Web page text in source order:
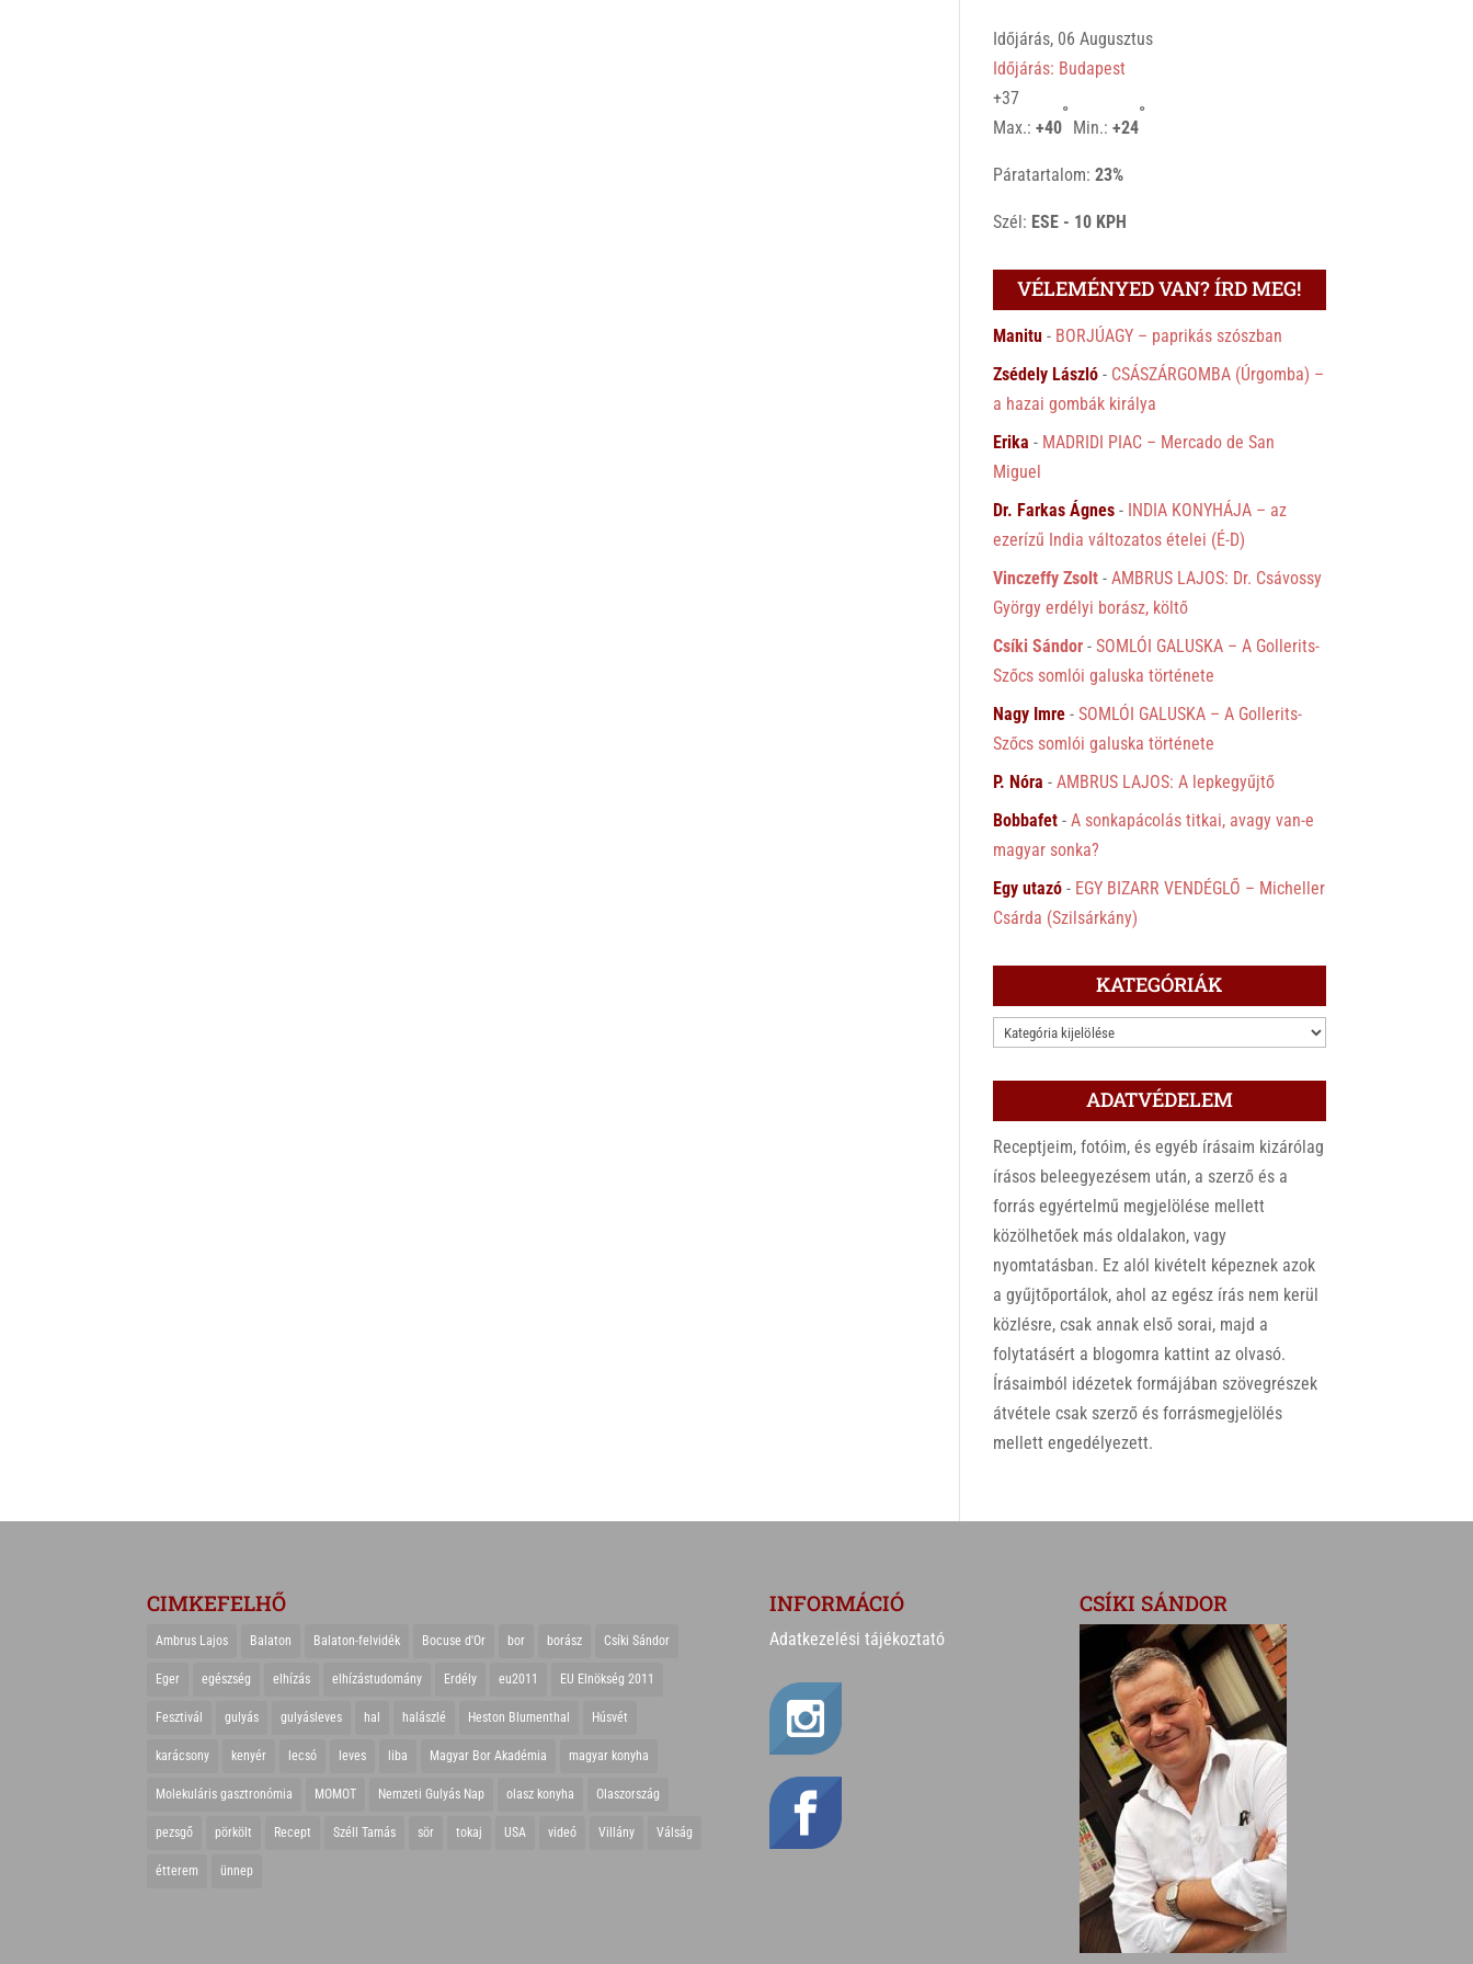
Időjárás, 06 Augusztus
Időjárás: Budapest
+37
Max.:+40
°
Min.:+24
°
Páratartalom:23%
Szél: ESE - 10 KPH
VÉLEMÉNYED VAN? ÍRD MEG!
Manitu - BORJÚAGY – paprikás szószban
Zsédely László - CSÁSZÁRGOMBA (Úrgomba) –
a hazai gombák királya
Erika - MADRIDI PIAC – Mercado de San
Miguel
Dr. Farkas Ágnes - INDIA KONYHÁJA – az
ezerízű India változatos ételei (É-D)
Vinczeffy Zsolt -AMBRUS LAJOS: Dr. Csávossy
György erdélyi borász, költő
Csíki Sándor -SOMLÓI GALUSKA – A Gollerits-
Szőcs somlói galuska története
Nagy Imre -SOMLÓI GALUSKA – A Gollerits-
Szőcs somlói galuska története
P. Nóra -AMBRUS LAJOS: A lepkegyűjtő
Bobbafet -A sonkapácolás titkai, avagy van-e
magyar sonka?
Egy utazó - EGY BIZARR VENDÉGLŐ – Micheller
Csárda (Szilsárkány)
KATEGÓRIÁK
KATEGÓRIÁK
ADATVÉDELEM
Receptjeim, fotóim, és egyéb írásaim kizárólag
írásos beleegyezésem után, a szerző és a
forrás egyértelmű megjelölése mellett
közölhetőek más oldalakon, vagy
nyomtatásban. Ez alól kivételt képeznek azok
a gyűjtőportálok, ahol az egész írás nem kerül
közlésre, csak annak első sorai, majd a
folytatásért a blogomra kattint az olvasó.
Írásaimból idézetek formájában szövegrészek
átvétele csak szerző és forrásmegjelölés
mellett engedélyezett.
CIMKEFELHŐ
Ambrus Lajos Balaton Balaton-felvidék Bocuse d'Or bor borász Csíki Sándor
Eger egészség elhízás elhízástudomány Erdély eu2011 EU Elnökség 2011
Fesztivál gulyás gulyásleves hal halászlé Heston Blumenthal Húsvét
karácsony kenyér lecsó leves liba Magyar Bor Akadémia magyar konyha
Molekuláris gasztronómia MOMOT Nemzeti Gulyás Nap olasz konyha Olaszország
pezsgő pörkölt Recept Széll Tamás sör tokaj USA videó Villány Válság
étterem ünnep
INFORMÁCIÓ
Adatkezelési tájékoztató
CSÍKI SÁNDOR